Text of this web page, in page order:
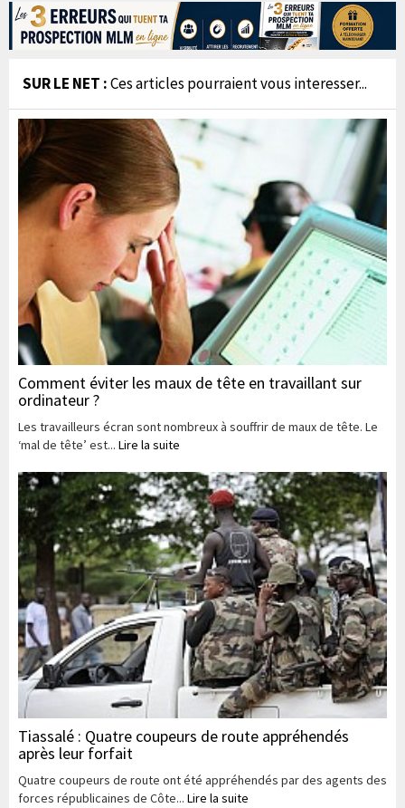
SUR LE NET :Ces articles pourraient vous interesser...
Comment éviter les maux de tête en travaillant sur
ordinateur ?
Les travailleurs écran sont nombreux à souffrir de maux de tête. Le
‘mal de tête’ est... Lire la suite
Tiassalé : Quatre coupeurs de route appréhendés
après leur forfait
Quatre coupeurs de route ont été appréhendés par des agents des
forces républicaines de Côte... Lire la suite